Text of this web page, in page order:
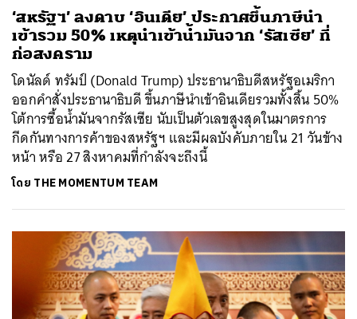
‘สหรัฐฯ’ ลงดาบ ‘อินเดีย’ ประกาศขึ้นภาษีนำ
เข้ารวม 50% เหตุนำเข้าน้ำมันจาก ‘รัสเซีย’ ที่
ก่อสงคราม
โดนัลด์ ทรัมป์ (Donald Trump) ประธานาธิบดีสหรัฐอเมริกา
ออกคำสั่งประธานาธิบดี ขึ้นภาษีนำเข้าอินเดียรวมทั้งสิ้น 50%
โต้การซื้อน้ำมันจากรัสเซีย นับเป็นตัวเลขสูงสุดในมาตรการ
กีดกันทางการค้าของสหรัฐฯ และมีผลบังคับภายใน 21 วันข้าง
หน้า หรือ 27 สิงหาคมที่กำลังจะถึงนี้
โดย THE MOMENTUM TEAM